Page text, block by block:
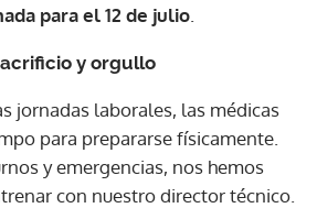
para el 12 de julio
y orgullo
jornadas laborales, las médicas
para prepararse físicamente.
y emergencias, nos hemos
con nuestro director técnico.